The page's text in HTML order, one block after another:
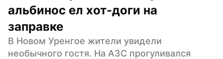
альбинос ел хот-доги на
заправке
В Новом Уренгое жители увидели
необычного гостя. На АЗС прогуливался